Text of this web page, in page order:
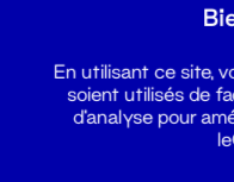
En utilisant ce site,
soient utilisés de
d'analyse pour